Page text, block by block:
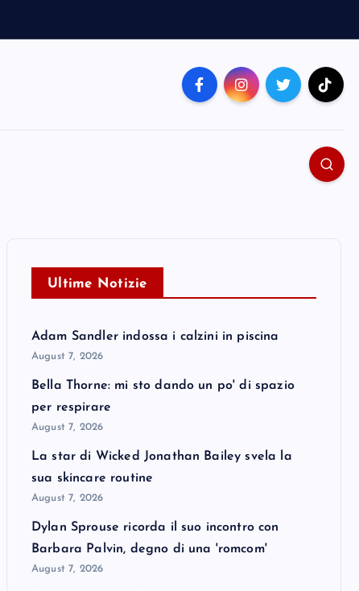
Ultime Notizie
Adam Sandler indossa i calzini in piscina
August 7, 2026
Bella Thorne: mi sto dando un po' di spazio
per respirare
August 7, 2026
La star di Wicked Jonathan Bailey svela la
sua skincare routine
August 7, 2026
Dylan Sprouse ricorda il suo incontro con
Barbara Palvin, degno di una 'romcom'
August 7, 2026